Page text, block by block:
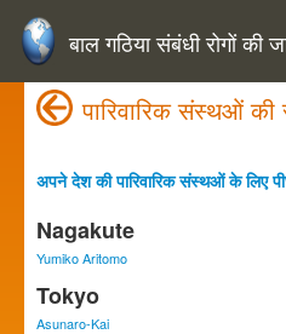
बाल गठिया संबंधी रोगों की
पारिवारिक संस्थओं
अपने देश की पारिवारिक संस्थओं के लिए
Nagakute
Yumiko Aritomo
Tokyo
Asunaro-Kai